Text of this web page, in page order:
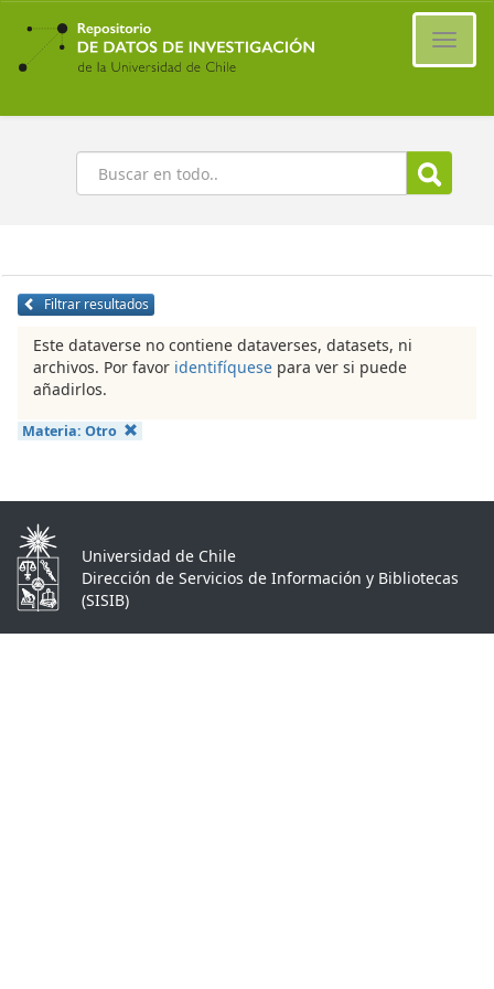
Ir
contenido
principal
Buscar
Filtrar resultados
Este dataverse no contiene dataverses, datasets, ni
archivos. Por favor identifíquese para ver si puede
añadirlos.
Materia: Otro
Universidad de Chile
Dirección de Servicios de Información y Bibliotecas
(SISIB)